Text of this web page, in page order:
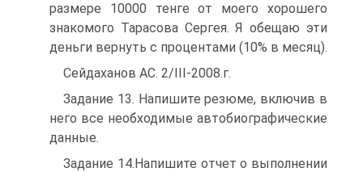
размере 10000 тенге от моего хорошего
знакомого Тарасова Сергея. Я обещаю эти
деньги вернуть с процентами (10% в месяц).
Сейдаханов АС. 2/III-2008.г.
Задание 13. Напишите резюме, включив в
него все необходимые автобиографические
данные.
Задание 14.Напишите отчет о выполнении